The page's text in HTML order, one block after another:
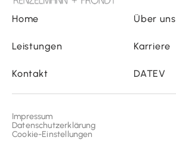
Home Über uns
Leistungen Karriere
Kontakt DATEV
Impressum
Datenschutzerklärung
Cookie-Einstellungen